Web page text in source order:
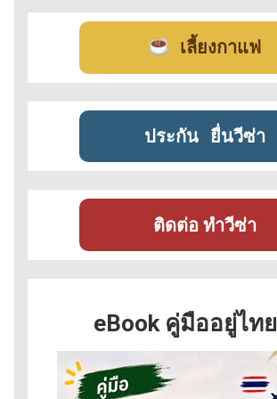
เลี้ยงกาแฟ
ประกัน ยื่นวีซ่า
ติดต่อ ทำวีซ่า
eBook คู่มืออยู่ไท